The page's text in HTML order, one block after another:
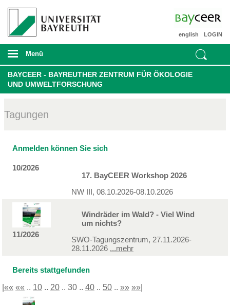
LOGIN
english
Menü
BAYCEER - BAYREUTHER ZENTRUM FÜR ÖKOLOGIE
UND UMWELTFORSCHUNG
Tagungen
Anmelden können Sie sich
10/2026
17. BayCEER Workshop 2026
NW III, 08.10.2026-08.10.2026
11/2026
Windräder im Wald? - Viel Wind
um nichts?
SWO-Tagungszentrum, 27.11.2026-
28.11.2026 ...mehr
Bereits stattgefunden
|«« «« .. 10 .. 20 .. 30 .. 40 .. 50 .. »» »»|